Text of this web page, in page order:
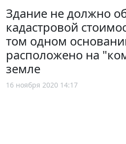
Здание не должно
кадастровой
том одном
расположено на
земле
16 ноября 2020 14:17